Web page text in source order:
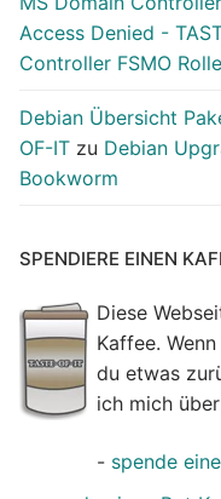
Access Denied -
Controller FSMO
Debian Übersicht
OF-IT zu Debian
Bookworm
SPENDIERE EINEN
Diese
Kaffee.
du etwas
ich mich
- spende